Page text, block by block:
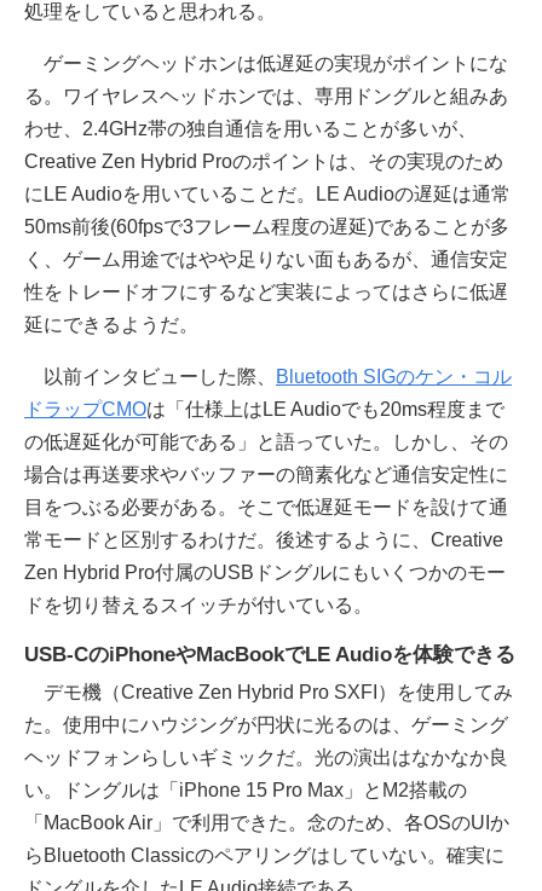
処理をしていると思われる。
ゲーミングヘッドホンは低遅延の実現がポイントにな
る。ワイヤレスヘッドホンでは、専用ドングルと組みあ
わせ、2.4GHz帯の独自通信を用いることが多いが、
Creative Zen Hybrid Proのポイントは、その実現のため
にLE Audioを用いていることだ。LE Audioの遅延は通常
50ms前後(60fpsで3フレーム程度の遅延)であることが多
く、ゲーム用途ではやや足りない面もあるが、通信安定
性をトレードオフにするなど実装によってはさらに低遅
延にできるようだ。
以前インタビューした際、
Bluetooth SIGのケン・コル
ドラップCMOは「仕様上はLE Audioでも20ms程度まで
の低遅延化が可能である」と語っていた。しかし、その
場合は再送要求やバッファーの簡素化など通信安定性に
目をつぶる必要がある。そこで低遅延モードを設けて通
常モードと区別するわけだ。後述するように、Creative
Zen Hybrid Pro付属のUSBドングルにもいくつかのモー
ドを切り替えるスイッチが付いている。
USB-CのiPhoneやMacBookでLE Audioを体験できる
デモ機（Creative Zen Hybrid Pro SXFI）を使用してみ
た。使用中にハウジングが円状に光るのは、ゲーミング
ヘッドフォンらしいギミックだ。光の演出はなかなか良
い。ドングルは「iPhone 15 Pro Max」とM2搭載の
「MacBook Air」で利用できた。念のため、各OSのUIか
らBluetooth Classicのペアリングはしていない。確実に